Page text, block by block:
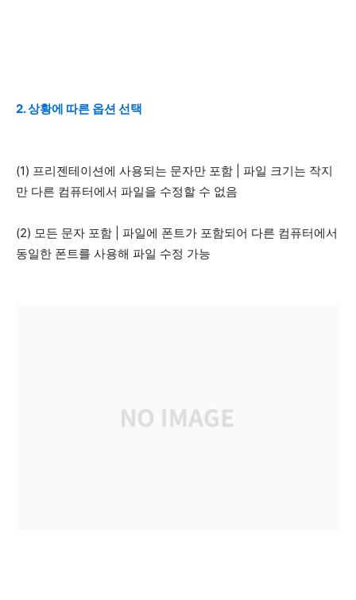
2. 상황에 따른 옵션 선택
(1) 프리젠테이션에 사용되는 문자만 포함 | 파일 크기는 작지
만 다른 컴퓨터에서 파일을 수정할 수 없음
(2) 모든 문자 포함 | 파일에 폰트가 포함되어 다른 컴퓨터에서
동일한 폰트를 사용해 파일 수정 가능